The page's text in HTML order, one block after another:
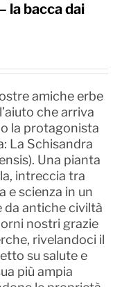
la bacca dai
amiche erbe
che arriva
la protagonista
La Schisandra
Una pianta
intreccia tra
e scienza in un
da antiche civiltà
nostri grazie
rivelandoci il
su salute e
più ampia